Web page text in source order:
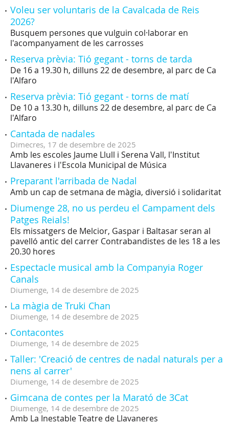
Voleu ser voluntaris de la Cavalcada de Reis
2026?
Busquem persones que vulguin col·laborar en
l'acompanyament de les carrosses
Reserva prèvia: Tió gegant - torns de tarda
De 16 a 19.30 h, dilluns 22 de desembre, al parc de Ca
l'Alfaro
Reserva prèvia: Tió gegant - torns de matí
De 10 a 13.30 h, dilluns 22 de desembre, al parc de Ca
l'Alfaro
Cantada de nadales
Dimecres, 17 de desembre de 2025
Amb les escoles Jaume Llull i Serena Vall, l'Institut
Llavaneres i l'Escola Municipal de Música
Preparant l'arribada de Nadal
Amb un cap de setmana de màgia, diversió i solidaritat
Diumenge 28, no us perdeu el Campament dels
Patges Reials!
Els missatgers de Melcior, Gaspar i Baltasar seran al
pavelló antic del carrer Contrabandistes de les 18 a les
20.30 hores
Espectacle musical amb la Companyia Roger
Canals
Diumenge, 14 de desembre de 2025
La màgia de Truki Chan
Diumenge, 14 de desembre de 2025
Contacontes
Diumenge, 14 de desembre de 2025
Taller: 'Creació de centres de nadal naturals per a
nens al carrer'
Diumenge, 14 de desembre de 2025
Gimcana de contes per la Marató de 3Cat
Diumenge, 14 de desembre de 2025
Amb La Inestable Teatre de Llavaneres